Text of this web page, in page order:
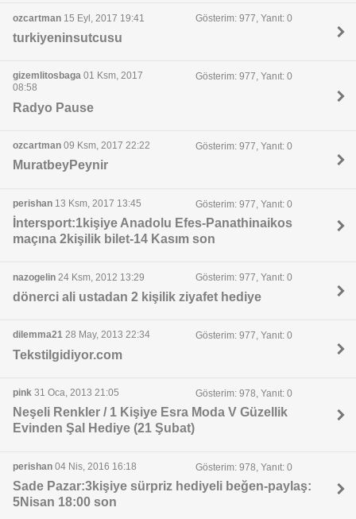
ozcartman 15 Eyl, 2017 19:41 Gösterim: 977, Yanıt: 0
turkiyeninsutcusu
gizemlitosbaga 01 Ksm, 2017
08:58
Gösterim: 977, Yanıt: 0
Radyo Pause
ozcartman 09 Ksm, 2017 22:22 Gösterim: 977, Yanıt: 0
MuratbeyPeynir
perishan 13 Ksm, 2017 13:45 Gösterim: 977, Yanıt: 0
İntersport:1kişiye Anadolu Efes-Panathinaikos
maçına 2kişilik bilet-14 Kasım son
nazogelin 24 Ksm, 2012 13:29 Gösterim: 977, Yanıt: 0
dönerci ali ustadan 2 kişilik ziyafet hediye
dilemma21 28 May, 2013 22:34 Gösterim: 977, Yanıt: 0
Tekstilgidiyor.com
pink 31 Oca, 2013 21:05 Gösterim: 978, Yanıt: 0
Neşeli Renkler / 1 Kişiye Esra Moda V Güzellik
Evinden Şal Hediye (21 Şubat)
perishan 04 Nis, 2016 16:18 Gösterim: 978, Yanıt: 0
Sade Pazar:3kişiye sürpriz hediyeli beğen-paylaş:
5Nisan 18:00 son